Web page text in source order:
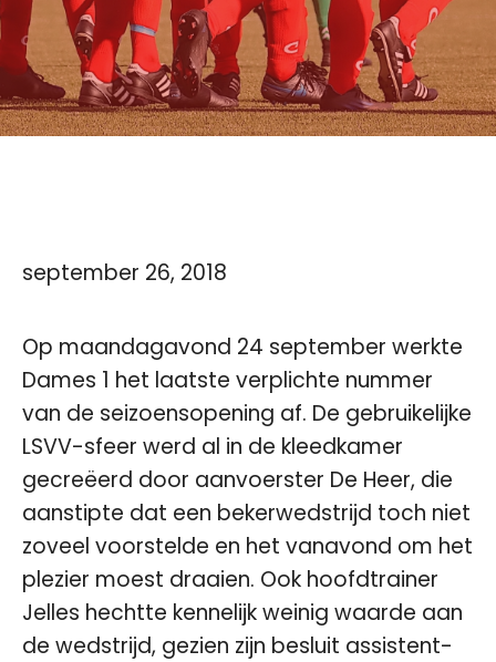
september 26, 2018
Op maandagavond 24 september werkte
Dames 1 het laatste verplichte nummer
van de seizoensopening af. De gebruikelijke
LSVV-sfeer werd al in de kleedkamer
gecreëerd door aanvoerster De Heer, die
aanstipte dat een bekerwedstrijd toch niet
zoveel voorstelde en het vanavond om het
plezier moest draaien. Ook hoofdtrainer
Jelles hechtte kennelijk weinig waarde aan
de wedstrijd, gezien zijn besluit assistent-